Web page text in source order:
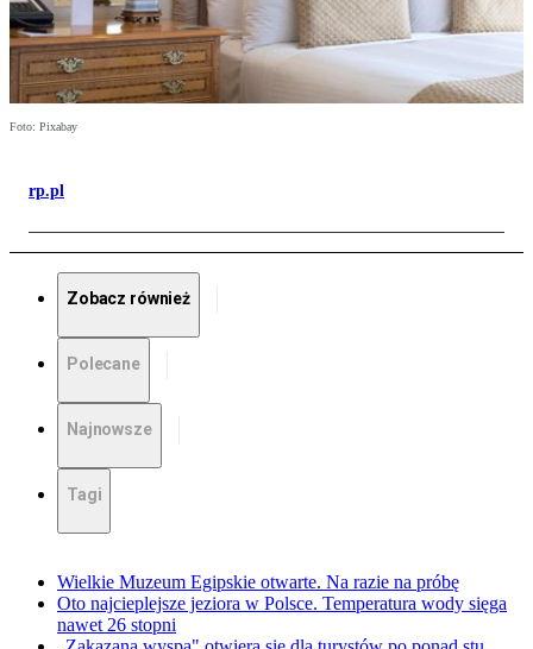
Foto: Pixabay
rp.pl
Zobacz również
Polecane
Najnowsze
Tagi
Wielkie Muzeum Egipskie otwarte. Na razie na próbę
Oto najcieplejsze jeziora w Polsce. Temperatura wody sięga
nawet 26 stopni